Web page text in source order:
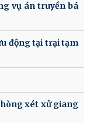
vụ án truyền bá
động tại trại tạm
xét xử giang